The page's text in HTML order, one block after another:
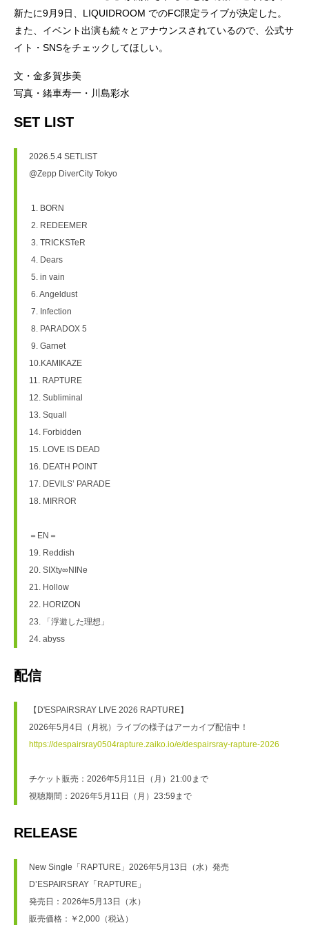
新たに9月9日、LIQUIDROOM でのFC限定ライブが決定した。
また、イベント出演も続々とアナウンスされているので、公式サ
イト・SNSをチェックしてほしい。
文・金多賀歩美
写真・緒車寿一・川島彩水
SET LIST
2026.5.4 SETLIST
@Zepp DiverCity Tokyo
1. BORN
2. REDEEMER
3. TRICKSTeR
4. Dears
5. in vain
6. Angeldust
7. Infection
8. PARADOX 5
9. Garnet
10.KAMIKAZE
11. RAPTURE
12. Subliminal
13. Squall
14. Forbidden
15. LOVE IS DEAD
16. DEATH POINT
17. DEVILS’ PARADE
18. MIRROR
＝EN＝
19. Reddish
20. SIXty∞NINe
21. Hollow
22. HORIZON
23. 「浮遊した理想」
24. abyss
配信
【D'ESPAIRSRAY LIVE 2026 RAPTURE】
2026年5月4日（月祝）ライブの様子はアーカイブ配信中！
https://despairsray0504rapture.zaiko.io/e/despairsray-rapture-2026
チケット販売：2026年5月11日（月）21:00まで
視聴期間：2026年5月11日（月）23:59まで
RELEASE
New Single「RAPTURE」2026年5月13日（水）発売
D’ESPAIRSRAY「RAPTURE」
発売日：2026年5月13日（水）
販売価格：￥2,000（税込）